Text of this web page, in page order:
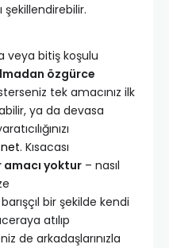
veya bitiş koşulu
özgürce
tek amacınız ilk
ya da devasa
. Kısacası
amacı yoktur – nasıl
bir şekilde kendi
atılıp
de arkadaşlarınızla